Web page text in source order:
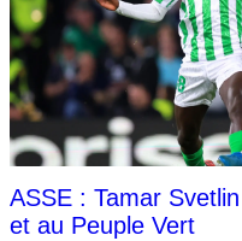
ASSE : Tamar
et au Peuple Vert